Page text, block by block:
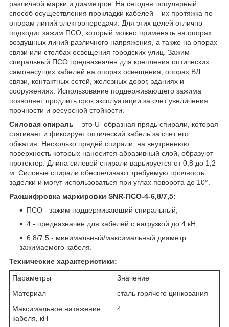
различной марки и диаметров. На сегодня популярный
способ осуществления прокладки кабелей – их протяжка по
опорам линий электропередачи. Для этих целей отлично
подходит зажим ПСО, который можно применять на опорах
воздушных линий различного напряжения, а также на опорах
связи или столбах освещения городских улиц. Зажим
спиральный ПСО предназначен для крепления оптических
самонесущих кабелей на опорах освещения, опорах ВЛ
связи, контактных сетей, железных дорог, зданиях и
сооружениях. Использование поддерживающего зажима
позволяет продлить срок эксплуатации за счет увеличения
прочности и ресурсной стойкости.
Силовая спираль – это U–образная прядь спирали, которая
стягивает и фиксирует оптический кабель за счет его
обжатия. Несколько прядей спирали, на внутреннюю
поверхность которых наносится абразивный слой, образуют
протектор. Длина силовой спирали варьируется от 0,8 до 1,2
м. Силовые спирали обеспечивают требуемую прочность
заделки и могут использоваться при углах поворота до 10°.
Расшифровка маркировки SNR-ПСО-4-6,8/7,5:
ПСО - зажим поддерживающий спиральный;
4 - предназначен для кабелей с нагрузкой до 4 кН;
6,8/7,5 - минимальный/максимальный диаметр
зажимаемого кабеля.
Технические характеристики:
Параметры
Значение
Материал
сталь горячего цинкования
Максимальное натяжение
кабеля, кН
4